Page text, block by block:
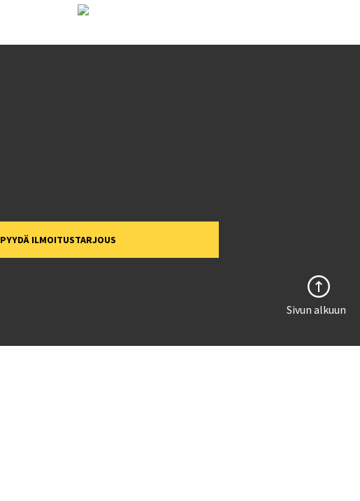
PYYDÄ ILMOITUSTARJOUS
Sivun alkuun